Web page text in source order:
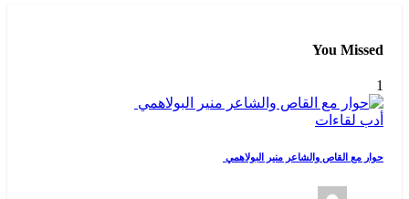
You Missed
1
أدب لقاءات
حوار مع القاص والشاعر منير البولاهمي